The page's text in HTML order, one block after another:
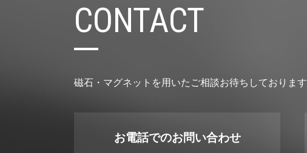
CONTACT
磁石・マグネットを用いたご相談お待ちしております
お電話でのお問い合わせ